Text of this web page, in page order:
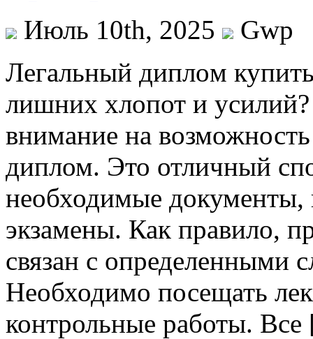
Июль 10th, 2025
Gwp
Лeгaльный диплoм
лишних хлопот и усилий?
внимание на
диплом. Это отличный
необходимые документы,
экзамены. Как правило,
связан с определенными
Необходимо посещать
контрольные работы.